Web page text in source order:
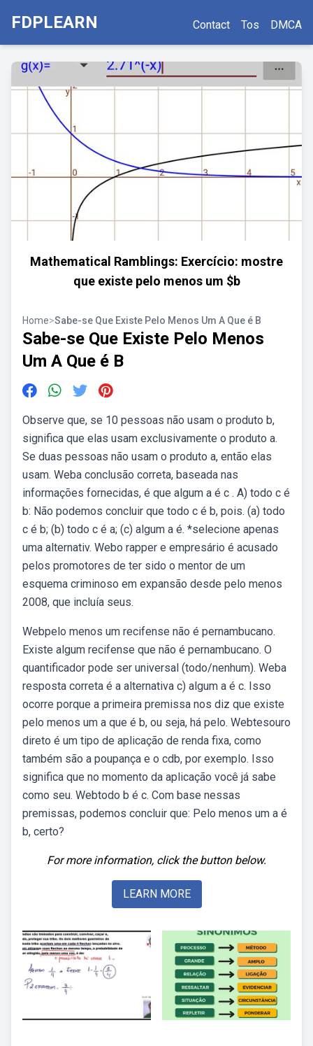
FDPLEARN Contact Tos DMCA
Mathematical Ramblings: Exercício: mostre
que existe pelo menos um $b
Home>Sabe-se Que Existe Pelo Menos Um A Que é B
Sabe-se Que Existe Pelo Menos
Um A Que é B
Observe que, se 10 pessoas não usam o produto b,
significa que elas usam exclusivamente o produto a.
Se duas pessoas não usam o produto a, então elas
usam. Weba conclusão correta, baseada nas
informações fornecidas, é que algum a é c . A) todo c é
b: Não podemos concluir que todo c é b, pois. (a) todo
c é b; (b) todo c é a; (c) algum a é. *selecione apenas
uma alternativ. Webo rapper e empresário é acusado
pelos promotores de ter sido o mentor de um
esquema criminoso em expansão desde pelo menos
2008, que incluía seus.
Webpelo menos um recifense não é pernambucano.
Existe algum recifense que não é pernambucano. O
quantificador pode ser universal (todo/nenhum). Weba
resposta correta é a alternativa c) algum a é c. Isso
ocorre porque a primeira premissa nos diz que existe
pelo menos um a que é b, ou seja, há pelo. Webtesouro
direto é um tipo de aplicação de renda fixa, como
também são a poupança e o cdb, por exemplo. Isso
significa que no momento da aplicação você já sabe
como seu. Webtodo b é c. Com base nessas
premissas, podemos concluir que: Pelo menos um a é
b, certo?
For more information, click the button below.
LEARN MORE